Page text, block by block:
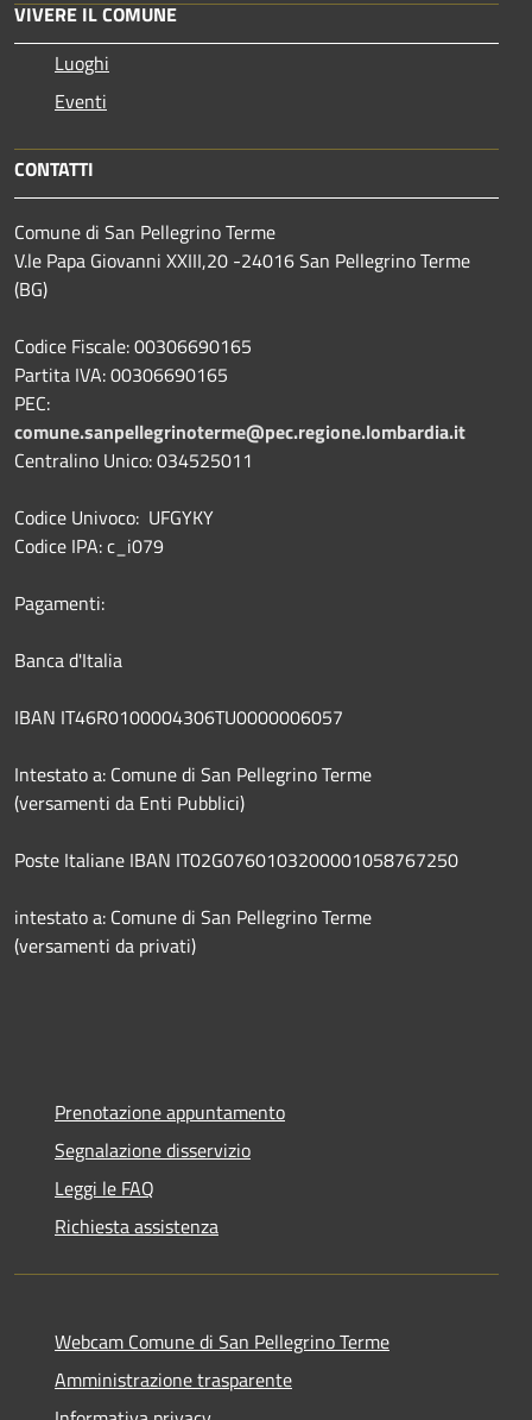
VIVERE IL COMUNE
Luoghi
Eventi
CONTATTI
Comune di San Pellegrino Terme
V.le Papa Giovanni XXIII,20 -24016 San Pellegrino Terme
(BG)
Codice Fiscale: 00306690165
Partita IVA: 00306690165
PEC:
comune.sanpellegrinoterme@pec.regione.lombardia.it
Centralino Unico: 034525011
Codice Univoco: UFGYKY
Codice IPA: c_i079
Pagamenti:
Banca d'Italia
IBAN IT46R0100004306TU0000006057
Intestato a: Comune di San Pellegrino Terme
(versamenti da Enti Pubblici)
Poste Italiane IBAN IT02G0760103200001058767250
intestato a: Comune di San Pellegrino Terme
(versamenti da privati)
Prenotazione appuntamento
Segnalazione disservizio
Leggi le FAQ
Richiesta assistenza
Webcam Comune di San Pellegrino Terme
Amministrazione trasparente